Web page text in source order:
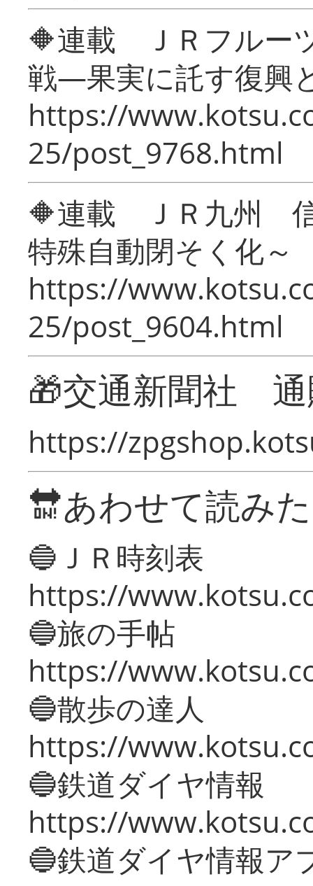
🔶連載 ＪＲフルー
戦―果実に託す復興
https://
25/post_9768.html
🔶連載 ＪＲ九州 信
特殊自動閉そく化～
https://
25/post_9604.html
🎁交通新聞社
https://
🔛あわせて読み
🔵ＪＲ時刻表
https://
🔵旅の手帖
https://
🔵散歩の達人
https://
🔵鉄道ダイヤ情報
https://
🔵鉄道ダイヤ情報ア